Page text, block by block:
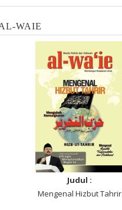
WAIE
Judul :
Mengenal Hizbut Tahrir